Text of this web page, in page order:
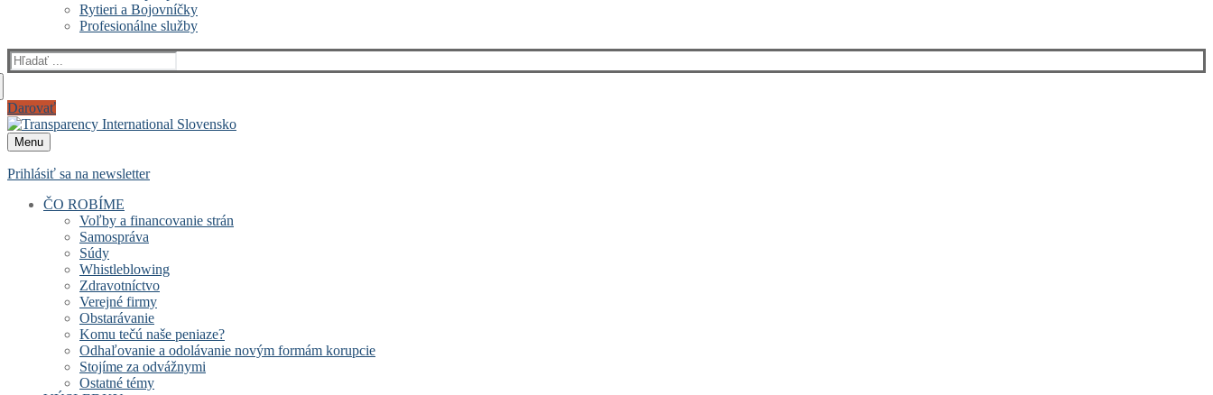
Rytieri a Bojovníčky
Profesionálne služby
Hľadať:
Darovať
Menu
Prihlásiť sa na newsletter
ČO ROBÍME
Voľby a financovanie strán
Samospráva
Súdy
Whistleblowing
Zdravotníctvo
Verejné firmy
Obstarávanie
Komu tečú naše peniaze?
Odhaľovanie a odolávanie novým formám korupcie
Stojíme za odvážnymi
Ostatné témy